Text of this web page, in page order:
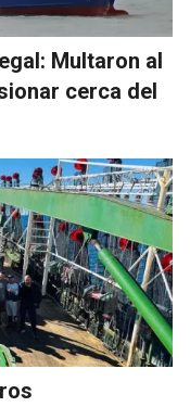
Multaron al
cerca del